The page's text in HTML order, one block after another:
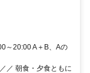
～20:00 A＋B、Aの
／ 朝食・夕食ともに